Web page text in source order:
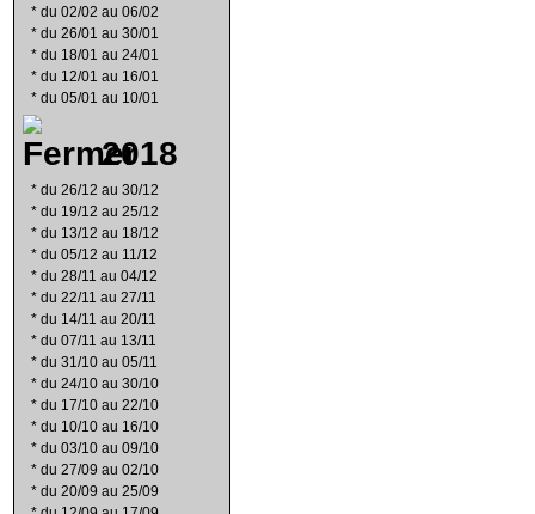
* du 02/02 au 06/02
* du 26/01 au 30/01
* du 18/01 au 24/01
* du 12/01 au 16/01
* du 05/01 au 10/01
2018
* du 26/12 au 30/12
* du 19/12 au 25/12
* du 13/12 au 18/12
* du 05/12 au 11/12
* du 28/11 au 04/12
* du 22/11 au 27/11
* du 14/11 au 20/11
* du 07/11 au 13/11
* du 31/10 au 05/11
* du 24/10 au 30/10
* du 17/10 au 22/10
* du 10/10 au 16/10
* du 03/10 au 09/10
* du 27/09 au 02/10
* du 20/09 au 25/09